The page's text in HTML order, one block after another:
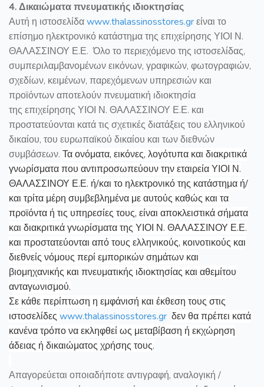
4. Δικαιώματα πνευματικής ιδιοκτησίας
Αυτή η ιστοσελίδαwww.thalassinosstores.grείναι το
επίσημο ηλεκτρονικό κατάστημα της επιχείρησης ΥΙΟΙ Ν.
ΘΑΛΑΣΣΙΝΟΥ Ε.Ε. Όλο το περιεχόμενο της ιστοσελίδας,
συμπεριλαμβανομένων εικόνων, γραφικών, φωτογραφιών,
σχεδίων, κειμένων, παρεχόμενων υπηρεσιών και
προϊόντων αποτελούν πνευματική ιδιοκτησία
της επιχείρησης ΥΙΟΙ Ν. ΘΑΛΑΣΣΙΝΟΥ Ε.Ε. και
προστατεύονται κατά τις σχετικές διατάξεις του ελληνικού
δικαίου, του ευρωπαϊκού δικαίου και των διεθνών
συμβάσεων. Τα ονόματα, εικόνες, λογότυπα και διακριτικά
γνωρίσματα που αντιπροσωπεύουν την εταιρεία ΥΙΟΙ Ν.
ΘΑΛΑΣΣΙΝΟΥ Ε.Ε. ή/και το ηλεκτρονικό της κατάστημα ή/
και τρίτα μέρη συμβεβλημένα με αυτούς καθώς και τα
προϊόντα ή τις υπηρεσίες τους, είναι αποκλειστικά σήματα
και διακριτικά γνωρίσματα της ΥΙΟΙ Ν. ΘΑΛΑΣΣΙΝΟΥ Ε.Ε.
και προστατεύονται από τους ελληνικούς, κοινοτικούς και
διεθνείς νόμους περί εμπορικών σημάτων και
βιομηχανικής και πνευματικής ιδιοκτησίας και αθεμίτου
ανταγωνισμού.
Σε κάθε περίπτωση η εμφάνισή και έκθεση τους στις
ιστοσελίδες www.thalassinosstores.gr δεν θα πρέπει κατά
κανένα τρόπο να εκληφθεί ως μεταβίβαση ή εκχώρηση
άδειας ή δικαιώματος χρήσης τους.
Απαγορεύεται οποιαδήποτε αντιγραφή, αναλογική /